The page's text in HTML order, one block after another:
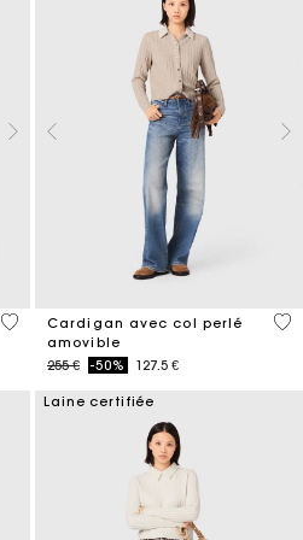
4,7 out of 5 Customer Rating
Cardigan avec col perlé
amovible
Price reduced from
255 €to-50% 127.5 €
4,8
Laine certifiée